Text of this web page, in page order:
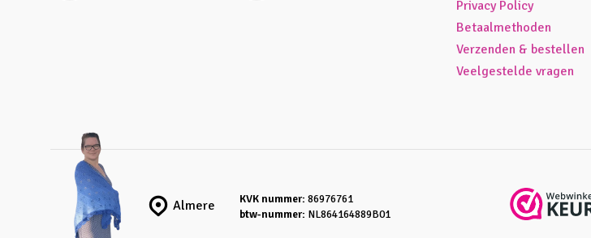
Privacy Policy
Betaalmethoden
Verzenden & bestellen
Veelgestelde vragen
Almere KVK nummer: 86976761
btw-nummer: NL864164889B01